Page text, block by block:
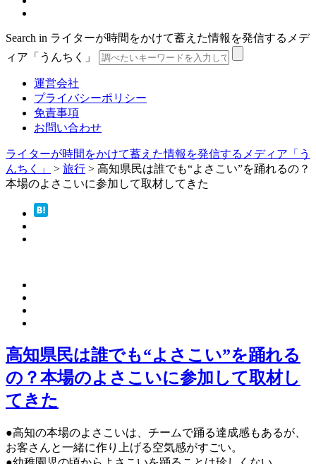
Search in ライターが時間をかけて蓄えた情報を発信するメデ
ィア「うんちく」
運営会社
プライバシーポリシー
免責事項
お問い合わせ
ライターが時間をかけて蓄えた情報を発信するメディア「う
んちく」
> 旅行 > 高知県民は誰でも“よさこい”を踊れるの？
本場のよさこいに参加して取材してきた
高知県民は誰でも“よさこい”を踊れる
の？本場のよさこいに参加して取材し
てきた
●高知の本場のよさこいは、チームで踊る達成感もあるが、
お客さんと一緒に作り上げる空気感がすごい。